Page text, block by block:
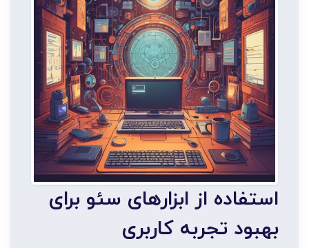
استفاده از ابزارهای سئو برای
بهبود تجربه کاربری